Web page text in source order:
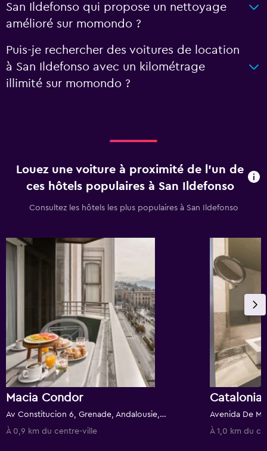
San Ildefonso qui propose un nettoyage
amélioré sur momondo ?
Puis-je rechercher des voitures de location
à San Ildefonso avec un kilométrage
illimité sur momondo ?
Louez une voiture à proximité de l’un de
ces hôtels populaires à San Ildefonso
Consultez les hôtels les plus populaires à San Ildefonso
Macia Condor
Av Constitucion 6, Grenade, Andalousie, Espagne
À 0,9 km du centre-ville
Catalonia
À 1,0 km du